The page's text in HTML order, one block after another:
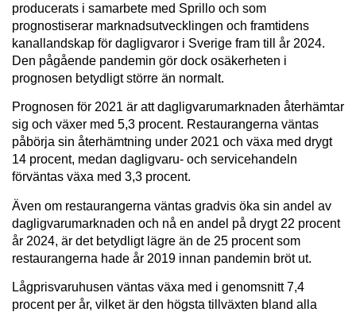
producerats i samarbete med Sprillo och som
prognostiserar marknadsutvecklingen och framtidens
kanallandskap för dagligvaror i Sverige fram till år 2024.
Den pågående pandemin gör dock osäkerheten i
prognosen betydligt större än normalt.
Prognosen för 2021 är att dagligvarumarknaden återhämtar
sig och växer med 5,3 procent. Restaurangerna väntas
påbörja sin återhämtning under 2021 och växa med drygt
14 procent, medan dagligvaru- och servicehandeln
förväntas växa med 3,3 procent.
Även om restaurangerna väntas gradvis öka sin andel av
dagligvarumarknaden och nå en andel på drygt 22 procent
år 2024, är det betydligt lägre än de 25 procent som
restaurangerna hade år 2019 innan pandemin bröt ut.
Lågprisvaruhusen väntas växa med i genomsnitt 7,4
procent per år, vilket är den högsta tillväxten bland alla